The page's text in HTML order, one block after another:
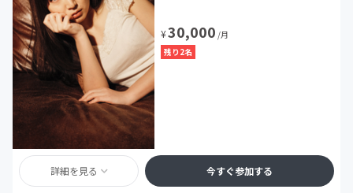
¥30,000 /月
残り2名
詳細を見る 今すぐ参加する